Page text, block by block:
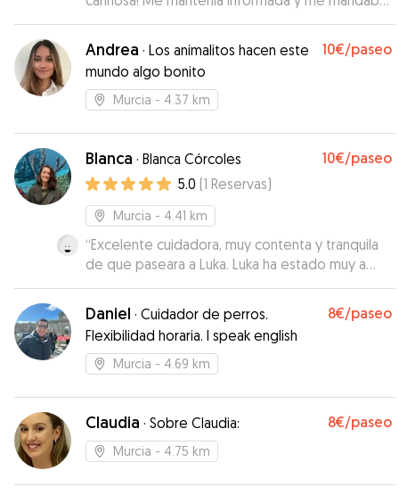
fotos a diario. Estoy segura de que Max habrá
estado como en casa. Repetiremos seguro!
Gracias por todo Elena!”
Andrea · Los animalitos hacen este
mundo algo bonito
10€/paseo
Murcia - 4.37 km
Blanca · Blanca Córcoles 10€/paseo
5.0 (1 Reservas)
Murcia - 4.41 km
“Excelente cuidadora, muy contenta y tranquila
de que paseara a Luka. Luka ha estado muy a
gusto con ella como si la conociera de toda la
vida
”
Daniel · Cuidador de perros.
Flexibilidad horaria. I speak english
8€/paseo
Murcia - 4.69 km
Claudia · Sobre Claudia: 8€/paseo
Murcia - 4.75 km